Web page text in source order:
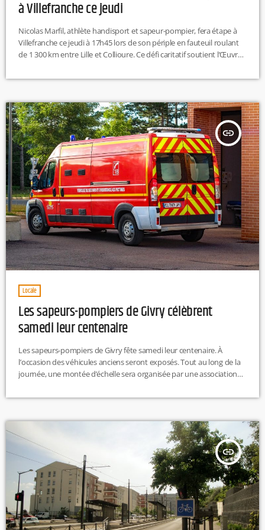
à Villefranche ce jeudi
Nicolas Marfil, athlète handisport et sapeur-pompier, fera étape à
Villefranche ce jeudi à 17h45 lors de son périple en fauteuil roulant
de 1 300 km entre Lille et Collioure. Ce défi caritatif soutient l’Œuvre
l’équivalent d’un marathon par jour jusqu’au 27 juin.
insert_link
Locale
Les sapeurs-pompiers de Givry célèbrent
samedi leur centenaire
Les sapeurs-pompiers de Givry fête samedi leur centenaire. À
l’occasion des véhicules anciens seront exposés. Tout au long de la
journée, une montée d’échelle sera organisée par une association
dès 10h. M.L
insert_link